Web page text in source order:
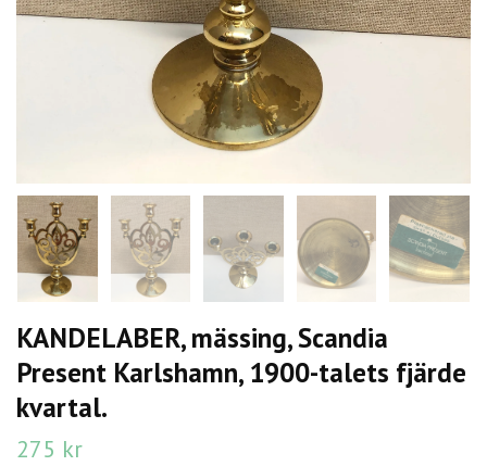
KANDELABER, mässing, Scandia
Present Karlshamn, 1900-talets fjärde
kvartal.
275 kr